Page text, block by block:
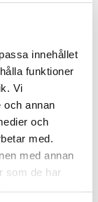
innehållet
funktioner
Vi
och annan
och
med.
med annan
som de har
som en
på måbra-
för
av
att ta
– idag.